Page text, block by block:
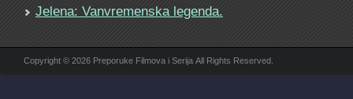
Jelena: Vanvremenska legenda.
Copyright © 2026 Preporuke Filmova i Serija All Rights Reserved.